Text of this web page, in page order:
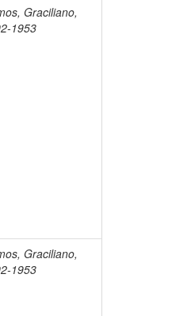
Graciliano,
1953
Graciliano,
1953